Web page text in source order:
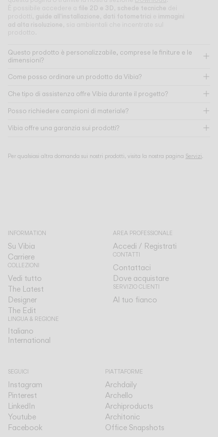
È possibile accedere a file 2D e 3D schede tecniche dei
prodotti, guide all'installazione dati fotometrici e immagini
ad alta risoluzione , sia ambientali che incentrate sul
prodotto.
Questo prodotto è personalizzabile, comprese le finiture e le
dimensioni?
Come posso ordinare un prodotto da Vibia?
Che tipo di assistenza offre Vibia durante il progetto?
Posso richiedere campioni di materiale?
Vibia offre una garanzia sui prodotti?
Per qualsiasi altra domanda sui nostri prodotti, visita la nostra pagina Servizi.
INFORMATION
Su Vibia
Carriere
COLLEZIONI
Vedi tutto
The Latest
Designer
The Edit
LINGUA & REGIONE
Italiano
International
AREA PROFESSIONALE
Accedi / Registrati
CONTATTI
Contattaci
Dove acquistare
SERVIZIO CLIENTI
Al tuo fianco
SEGUICI
Instagram
Pinterest
LinkedIn
Youtube
Facebook
PIATTAFORME
Archdaily
Archello
Archiproducts
Architonic
Office Snapshots